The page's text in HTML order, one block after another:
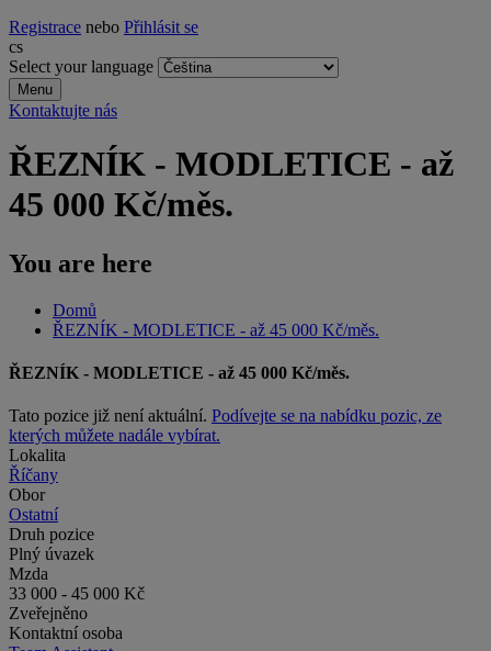
Registrace nebo Přihlásit se
cs
Select your language
Menu
Kontaktujte nás
ŘEZNÍK - MODLETICE - až
45 000 Kč/měs.
You are here
Domů
ŘEZNÍK - MODLETICE - až 45 000 Kč/měs.
ŘEZNÍK - MODLETICE - až 45 000 Kč/měs.
Tato pozice již není aktuální. Podívejte se na nabídku pozic, ze
kterých můžete nadále vybírat.
Lokalita
Říčany
Obor
Ostatní
Druh pozice
Plný úvazek
Mzda
33 000 - 45 000 Kč
Zveřejněno
Kontaktní osoba